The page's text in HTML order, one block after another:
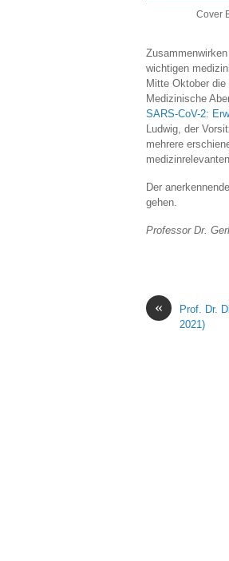
Cover
wichtigen
Mitte Oktober die
Medizinische
SARS-CoV-2:
Ludwig, der
mehrere
Der
gehen.
Professor
«
Prof. Dr.
2021)